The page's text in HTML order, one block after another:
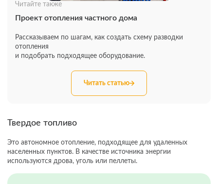
Читайте также
Проект отопления частного дома
Рассказываем по шагам, как создать схему разводки
отопления
и подобрать подходящее оборудование.
Читать статью
Твердое топливо
Это автономное отопление, подходящее для удаленных
населенных пунктов. В качестве источника энергии
используются дрова, уголь или пеллеты.